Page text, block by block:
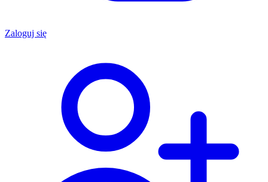
Zaloguj się